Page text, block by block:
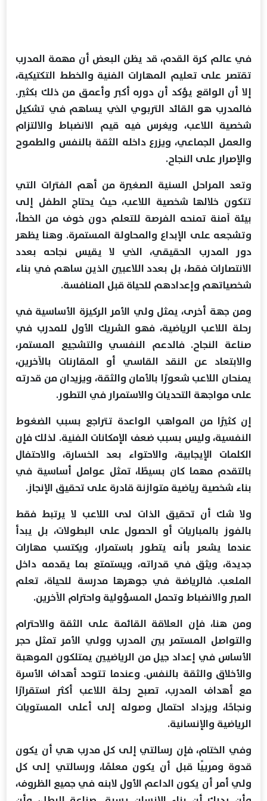
في عالم كرة القدم، قد يظن البعض أن مهمة المدرب
تقتصر على تعليم المهارات الفنية والخطط التكتيكية،
إلا أن الواقع يؤكد أن دوره أكبر وأعمق من ذلك بكثير.
فالمدرب هو القائد التربوي الذي يساهم في تشكيل
شخصية اللاعب، ويغرس فيه قيم الانضباط والالتزام
والعمل الجماعي، ويزرع داخله الثقة بالنفس والطموح
والإصرار على النجاح.
وتعد المراحل السنية الصغيرة من أهم الفترات التي
تتكون خلالها شخصية اللاعب، حيث يحتاج الطفل إلى
بيئة آمنة تمنحه الفرصة للتعلم دون خوف من الخطأ،
وتشجعه على الإبداع والمحاولة المستمرة. وهنا يظهر
دور المدرب الحقيقي، الذي لا يقيس نجاحه بعدد
الانتصارات فقط، بل بعدد اللاعبين الذين ساهم في بناء
شخصياتهم وإعدادهم للحياة قبل المنافسة.
ومن جهة أخرى، يمثل ولي الأمر الركيزة الأساسية في
رحلة اللاعب الرياضية، فهو الشريك الأول للمدرب في
صناعة النجاح. فالدعم النفسي والتشجيع المستمر،
والابتعاد عن النقد القاسي أو المقارنات بالآخرين،
يمنحان اللاعب شعورًا بالأمان والثقة، ويزيدان من قدرته
على مواجهة التحديات والاستمرار في التطور.
إن كثيرًا من المواهب الواعدة تتراجع بسبب الضغوط
النفسية، وليس بسبب ضعف الإمكانات الفنية. لذلك فإن
الكلمات الإيجابية، والاحتواء بعد الخسارة، والاحتفال
بالتقدم مهما كان بسيطًا، تمثل عوامل أساسية في
بناء شخصية رياضية متوازنة قادرة على تحقيق الإنجاز.
ولا شك أن تحقيق الذات لدى اللاعب لا يرتبط فقط
بالفوز بالمباريات أو الحصول على البطولات، بل يبدأ
عندما يشعر بأنه يتطور باستمرار، ويكتسب مهارات
جديدة، ويثق في قدراته، ويستمتع بما يقدمه داخل
الملعب. فالرياضة في جوهرها مدرسة للحياة، تعلم
الصبر والانضباط وتحمل المسؤولية واحترام الآخرين.
ومن هنا، فإن العلاقة القائمة على الثقة والاحترام
والتواصل المستمر بين المدرب وولي الأمر تمثل حجر
الأساس في إعداد جيل من الرياضيين يمتلكون الموهبة
والأخلاق والثقة بالنفس. وعندما تتوحد أهداف الأسرة
مع أهداف المدرب، تصبح رحلة اللاعب أكثر استقرارًا
ونجاحًا، ويزداد احتمال وصوله إلى أعلى المستويات
الرياضية والإنسانية.
وفي الختام، فإن رسالتي إلى كل مدرب هي أن يكون
قدوة ومربيًا قبل أن يكون معلمًا، ورسالتي إلى كل
ولي أمر أن يكون الداعم الأول لابنه في جميع الظروف،